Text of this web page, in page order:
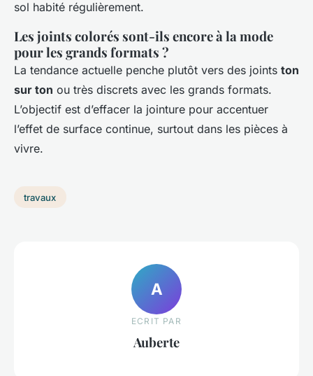
sol habité régulièrement.
Les joints colorés sont-ils encore à la mode
pour les grands formats ?
La tendance actuelle penche plutôt vers des joints ton
sur ton ou très discrets avec les grands formats.
L’objectif est d’effacer la jointure pour accentuer
l’effet de surface continue, surtout dans les pièces à
vivre.
travaux
A
ECRIT PAR
Auberte